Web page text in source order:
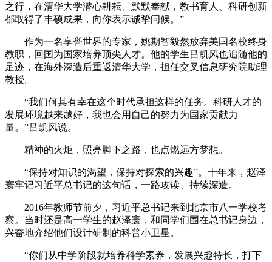
之行，在清华大学潜心耕耘、默默奉献，教书育人、科研创新
都取得了丰硕成果，向你表示诚挚问候。”
作为一名享誉世界的专家，姚期智毅然放弃美国名校终身
教职，回国为国家培养顶尖人才。他的学生吕凯风也追随他的
足迹，在海外深造后重返清华大学，担任交叉信息研究院助理
教授。
“我们何其有幸在这个时代承担这样的任务。科研人才的
发展环境越来越好，我也会用自己的努力为国家贡献力
量。”吕凯风说。
精神的火炬，照亮脚下之路，也点燃远方梦想。
“保持对知识的渴望，保持对探索的兴趣”。十年来，赵泽
寰牢记习近平总书记的这句话，一路攻读、持续深造。
2016年教师节前夕，习近平总书记来到北京市八一学校考
察。当时还是高一学生的赵泽寰，和同学们围在总书记身边，
兴奋地介绍他们设计研制的科普小卫星。
“你们从中学阶段就培养科学素养，发展兴趣特长，打下